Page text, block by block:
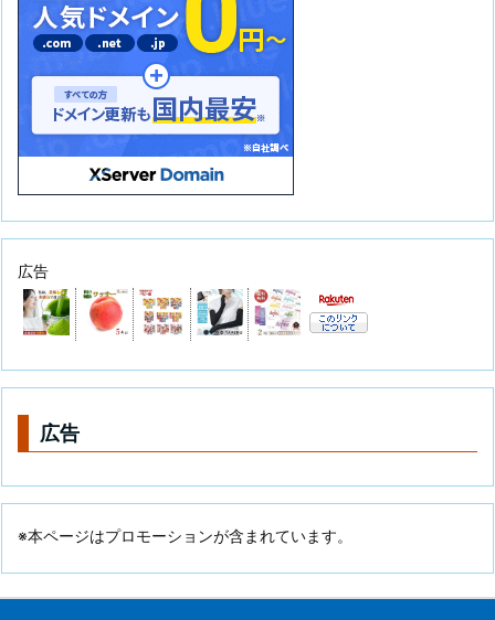
広告
広告
※本ページはプロモーションが含まれています。